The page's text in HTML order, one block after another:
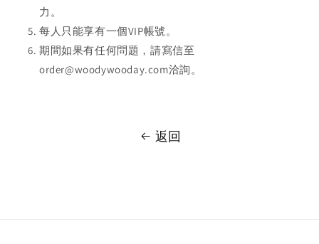
力。
每人只能享有一個VIP帳號。
期間如果有任何問題，請寫信至
order@woodywooday.com洽詢。
返回